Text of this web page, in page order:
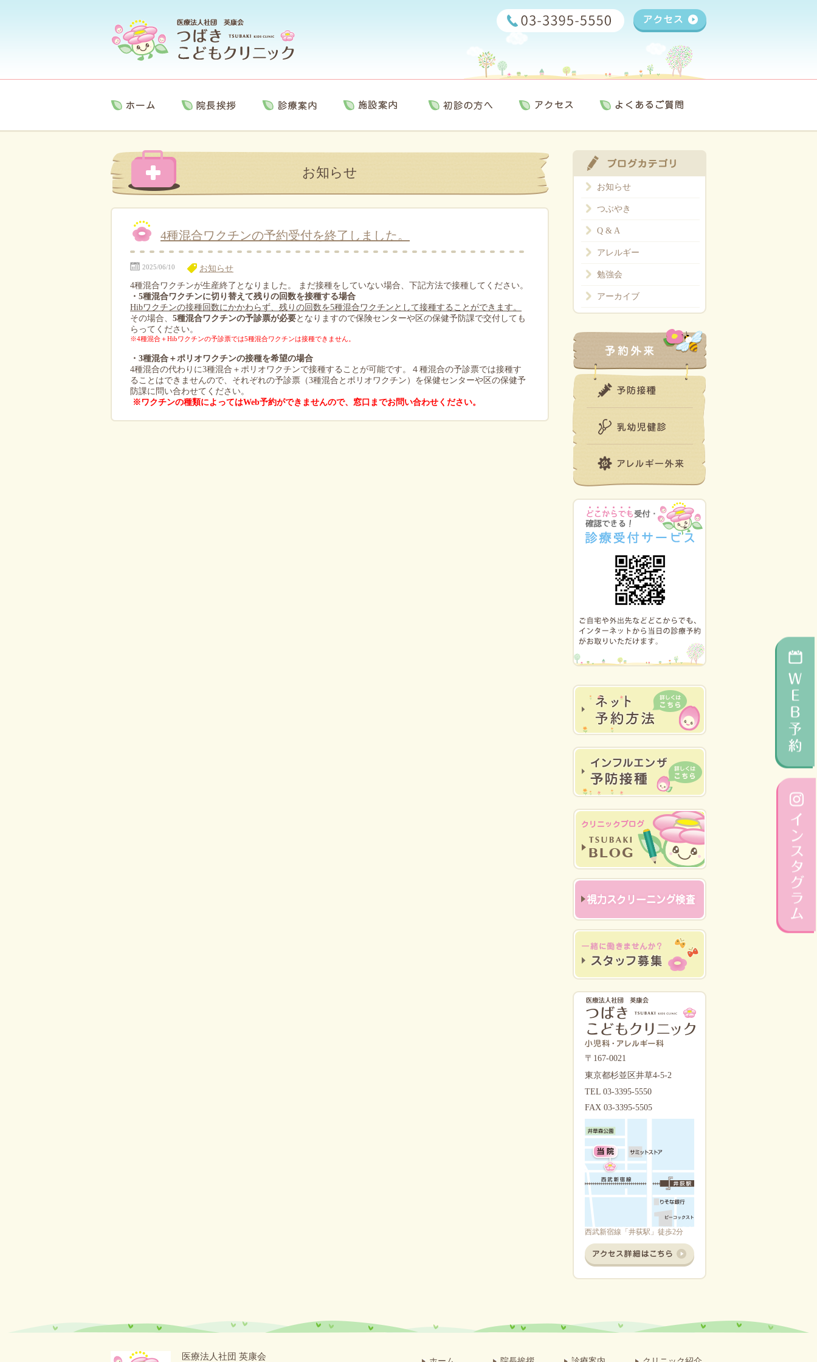
お知らせ
4種混合ワクチンの予約受付を終了しました。
2025/06/10
お知らせ
4種混合ワクチンが生産終了となりました。 まだ接種をしていない場合、下記方法で接種してください。
・5種混合ワクチンに切り替えて残りの回数を接種する場合
Hibワクチンの接種回数にかかわらず、残りの回数を5種混合ワクチンとして接種することができます。
その場合、 5種混合ワクチンの予診票が必要となりますので保険センターや区の保健予防課で交付しても
らってください。
※4種混合＋Hibワクチンの予診票では5種混合ワクチンは接種できません。
・3種混合＋ポリオワクチンの接種を希望の場合
4種混合の代わりに3種混合＋ポリオワクチンで接種することが可能です。４種混合の予診票では接種す
ることはできませんので、それぞれの予診票（3種混合とポリオワクチン）を保健センターや区の保健予
防課に問い合わせてください。
※ワクチンの種類によってはWeb予約ができませんので、窓口までお問い合わせください。
お知らせ
つぶやき
Q & A
アレルギー
勉強会
アーカイブ
〒167-0021
東京都杉並区井草4-5-2
TEL 03-3395-5550
FAX 03-3395-5505
西武新宿線「井荻駅」徒歩2分
医療法人社団 英康会